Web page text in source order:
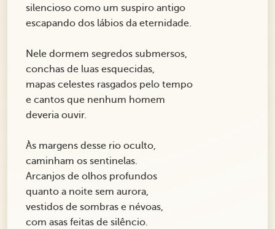
silencioso como um suspiro antigo
escapando dos lábios da eternidade.
Nele dormem segredos submersos,
conchas de luas esquecidas,
mapas celestes rasgados pelo tempo
e cantos que nenhum homem
deveria ouvir.
Às margens desse rio oculto,
caminham os sentinelas.
Arcanjos de olhos profundos
quanto a noite sem aurora,
vestidos de sombras e névoas,
com asas feitas de silêncio.